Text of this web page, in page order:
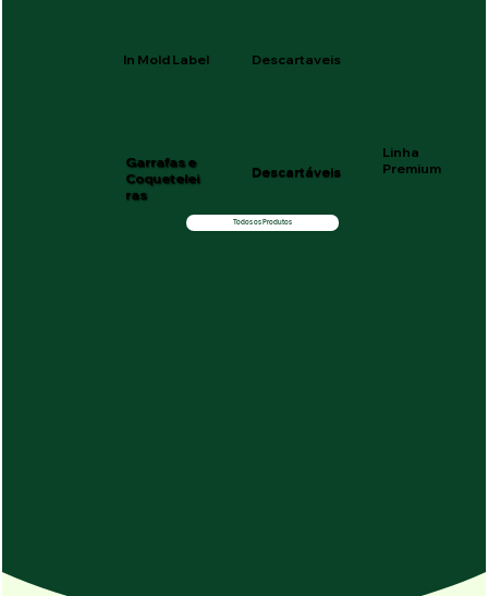
Linha
Premium
In Mold Label
Todos os Produtos
Descartaveis
Descartáveis
Garrafas e
Coquetelei
ras